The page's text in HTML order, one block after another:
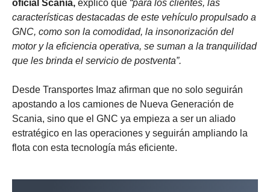
oficial Scania, explicó que “para los clientes, las
características destacadas de este vehículo propulsado a
GNC, como son la comodidad, la insonorización del
motor y la eficiencia operativa, se suman a la tranquilidad
que les brinda el servicio de postventa”.
Desde Transportes Imaz afirman que no solo seguirán
apostando a los camiones de Nueva Generación de
Scania, sino que el GNC ya empieza a ser un aliado
estratégico en las operaciones y seguirán ampliando la
flota con esta tecnología más eficiente.